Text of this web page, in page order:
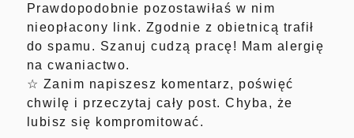
Prawdopodobnie pozostawiłaś w nim
nieopłacony link. Zgodnie z obietnicą trafił
do spamu. Szanuj cudzą pracę! Mam alergię
na cwaniactwo.
☆ Zanim napiszesz komentarz, poświęć
chwilę i przeczytaj cały post. Chyba, że
lubisz się kompromitować.